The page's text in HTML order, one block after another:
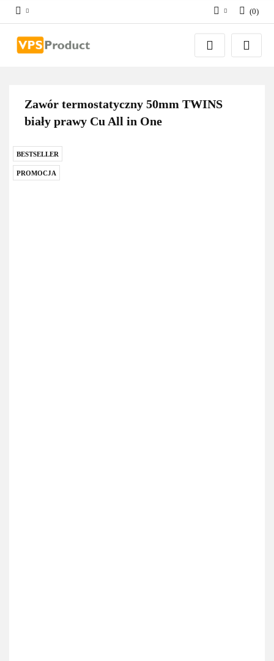
Zaloguj się
Zarejestruj się
(0)
Zawór termostatyczny 50mm TWINS
biały prawy Cu All in One
BESTSELLER
PROMOCJA